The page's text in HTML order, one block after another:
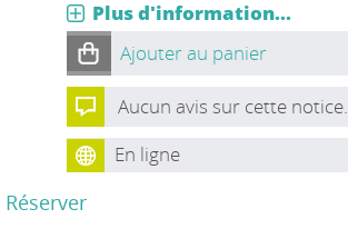
Plus d'information...
Ajouter au panier
Aucun avis sur cette notice.
En ligne
Réserver